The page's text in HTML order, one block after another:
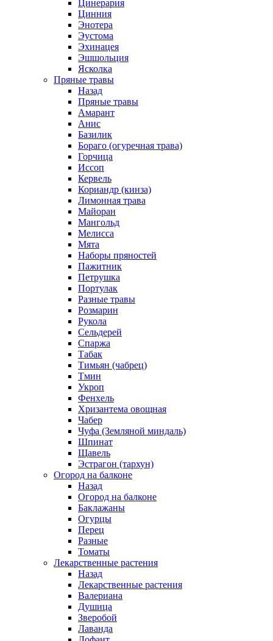
Цинерария
Цинния
Энотера
Эустома
Эхинацея
Эшшольция
Ясколка
Пряные травы
Назад
Пряные травы
Амарант
Анис
Базилик
Бораго (огуречная трава)
Горчица
Иссоп
Кервель
Кориандр (кинза)
Лимонная трава
Майоран
Мангольд
Мелисса
Мята
Наборы пряностей
Пажитник
Петрушка
Портулак
Разные травы
Розмарин
Рукола
Сельдерей
Спаржа
Табак
Тимьян (чабрец)
Тмин
Укроп
Фенхель
Хризантема овощная
Чабер
Чуфа (Земляной миндаль)
Шпинат
Щавель
Эстрагон (тархун)
Огород на балконе
Назад
Огород на балконе
Баклажаны
Огурцы
Перец
Разные
Томаты
Лекарственные растения
Назад
Лекарственные растения
Валериана
Душица
Зверобой
Лаванда